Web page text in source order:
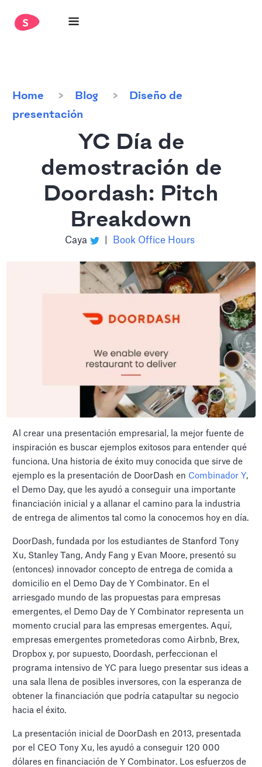
Home Blog
Diseño de
presentación
YC Día de
demostración de
Doordash: Pitch
Breakdown
Caya Book Office Hours
Al crear una presentación empresarial, la mejor fuente de
inspiración es buscar ejemplos exitosos para entender qué
funciona. Una historia de éxito muy conocida que sirve de
ejemplo es la presentación de DoorDash en Combinador Y,
el Demo Day, que les ayudó a conseguir una importante
financiación inicial y a allanar el camino para la industria
de entrega de alimentos tal como la conocemos hoy en día.
DoorDash, fundada por los estudiantes de Stanford Tony
Xu, Stanley Tang, Andy Fang y Evan Moore, presentó su
(entonces) innovador concepto de entrega de comida a
domicilio en el Demo Day de Y Combinator. En el
arriesgado mundo de las propuestas para empresas
emergentes, el Demo Day de Y Combinator representa un
momento crucial para las empresas emergentes. Aquí,
empresas emergentes prometedoras como Airbnb, Brex,
Dropbox y, por supuesto, Doordash, perfeccionan el
programa intensivo de YC para luego presentar sus ideas a
una sala llena de posibles inversores, con la esperanza de
obtener la financiación que podría catapultar su negocio
hacia el éxito.
La presentación inicial de DoorDash en 2013, presentada
por el CEO Tony Xu, les ayudó a conseguir 120 000
dólares en financiación de Y Combinator. Los esfuerzos de